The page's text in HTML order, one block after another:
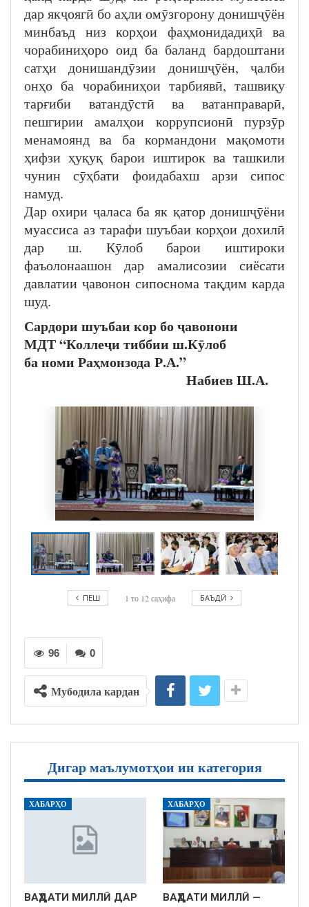
дар якҷоягӣ бо аҳли омӯзгорону донишҷӯён
минбаъд низ корҳои фаҳмонидадиҳӣ ва
чорабиниҳоро оид ба баланд бардоштани
сатҳи донишандӯзии донишҷӯён, ҷалби
онҳо ба чорабиниҳои тарбиявӣ, ташвиқу
тарғиби ватандӯстӣ ва ватанправарӣ,
пешгирии амалҳои коррупсионӣ пурзӯр
менамоянд ва ба кормандони мақомоти
ҳифзи ҳуқуқ барои иштирок ва ташкили
чунин сӯҳбати фоидабахш арзи сипос
намуд.
Дар охири ҷаласа ба як қатор донишҷӯёни
муассиса аз тарафи шуъбаи корҳои дохилӣ
дар ш. Кӯлоб барои иштироки
фаъолонаашон дар амалисозии сиёсати
давлатии ҷавонон сипоснома тақдим карда
шуд.
Сардори шуъбаи кор бо ҷавонони
МДТ “Коллеҷи тиббии ш.Кӯлоб
ба номи Раҳмонзода Р.А.”
Набиев Ш.А.
ПЕШ 1 то 12саҳифа БАЪДӢ
0
96
Мубодила кардан
Дигар маълумотҳои ин категория
ХАБАРҲО
ВАҲДАТИ МИЛЛӢ ДАР
ХАБАРҲО
ВАҲДАТИ МИЛЛӢ —